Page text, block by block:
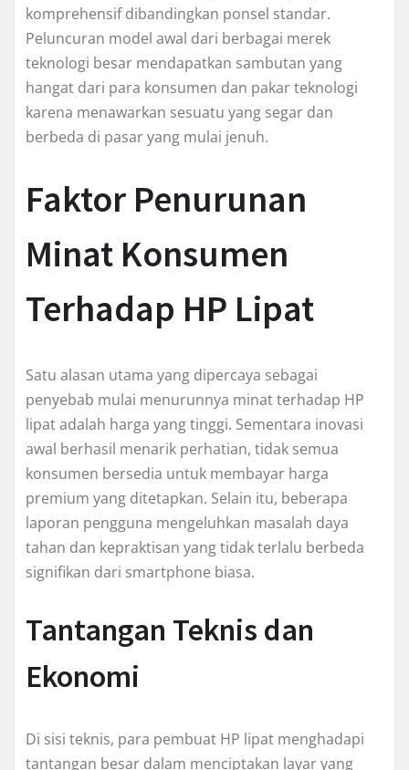
komprehensif dibandingkan ponsel standar.
Peluncuran model awal dari berbagai merek
teknologi besar mendapatkan sambutan yang
hangat dari para konsumen dan pakar teknologi
karena menawarkan sesuatu yang segar dan
berbeda di pasar yang mulai jenuh.
Faktor Penurunan
Minat Konsumen
Terhadap HP Lipat
Satu alasan utama yang dipercaya sebagai
penyebab mulai menurunnya minat terhadap HP
lipat adalah harga yang tinggi. Sementara inovasi
awal berhasil menarik perhatian, tidak semua
konsumen bersedia untuk membayar harga
premium yang ditetapkan. Selain itu, beberapa
laporan pengguna mengeluhkan masalah daya
tahan dan kepraktisan yang tidak terlalu berbeda
signifikan dari smartphone biasa.
Tantangan Teknis dan
Ekonomi
Di sisi teknis, para pembuat HP lipat menghadapi
tantangan besar dalam menciptakan layar yang